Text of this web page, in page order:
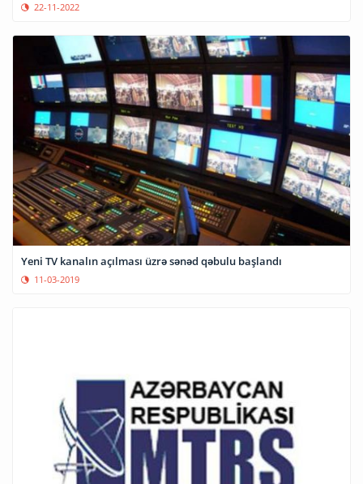
22-11-2022
Yeni TV kanalın açılması üzrə sənəd qəbulu başlandı
11-03-2019